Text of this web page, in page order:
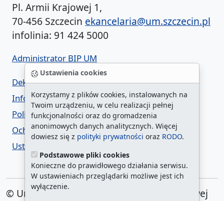
Ustawienia cookies
Korzystamy z plików cookies, instalowanych na
Twoim urządzeniu, w celu realizacji pełnej
funkcjonalności oraz do gromadzenia
anonimowych danych analitycznych. Więcej
dowiesz się z polityki prywatności oraz RODO.
Podstawowe pliki cookies
Konieczne do prawidłowego działania serwisu.
W ustawieniach przeglądarki możliwe jest ich
wyłączenie.
Pl. Armii Krajowej 1,
70-456 Szczecin ekancelaria@um.szczecin.pl
infolinia: 91 424 5000
Administrator BIP UM
Deklaracja dostępności
Informacja o urzędzie w ETR
Polityka prywatności
Ochrona danych osobowych
Ustawienia cookies
© Urząd Miasta Szczecin. Plac Armii Krajowej